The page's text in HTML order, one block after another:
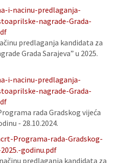
i-nacinu-predlaganja-
nagrade-Grada-
predlaganja kandidata za
Grada Sarajeva” u 2025.
i-nacinu-predlaganja-
nagrade-Grada-
rada Gradskog vijeća
- 28.10.2024.
Programa-rada-Gradskog-
godinu.pdf
predlaganja kandidata za